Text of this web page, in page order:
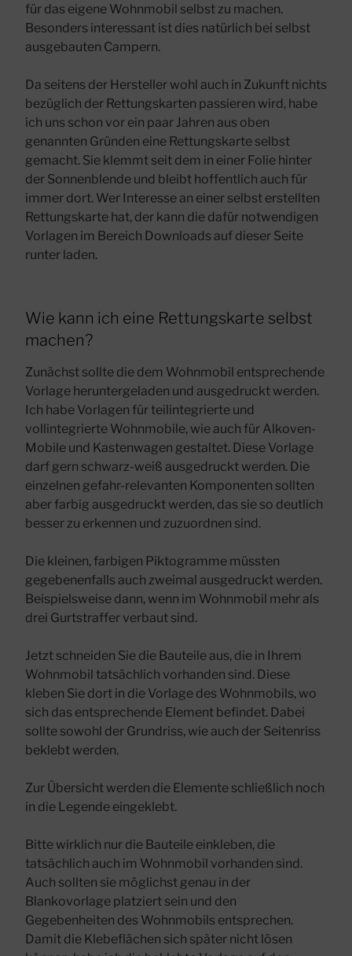
für das eigene Wohnmobil selbst zu machen.
Besonders interessant ist dies natürlich bei selbst
ausgebauten Campern.
Da seitens der Hersteller wohl auch in Zukunft nichts
bezüglich der Rettungskarten passieren wird, habe
ich uns schon vor ein paar Jahren aus oben
genannten Gründen eine Rettungskarte selbst
gemacht. Sie klemmt seit dem in einer Folie hinter
der Sonnenblende und bleibt hoffentlich auch für
immer dort. Wer Interesse an einer selbst erstellten
Rettungskarte hat, der kann die dafür notwendigen
Vorlagen im Bereich Downloads auf dieser Seite
runter laden.
Wie kann ich eine Rettungskarte selbst
machen?
Zunächst sollte die dem Wohnmobil entsprechende
Vorlage heruntergeladen und ausgedruckt werden.
Ich habe Vorlagen für teilintegrierte und
vollintegrierte Wohnmobile, wie auch für Alkoven-
Mobile und Kastenwagen gestaltet. Diese Vorlage
darf gern schwarz-weiß ausgedruckt werden. Die
einzelnen gefahr-relevanten Komponenten sollten
aber farbig ausgedruckt werden, das sie so deutlich
besser zu erkennen und zuzuordnen sind.
Die kleinen, farbigen Piktogramme müssten
gegebenenfalls auch zweimal ausgedruckt werden.
Beispielsweise dann, wenn im Wohnmobil mehr als
drei Gurtstraffer verbaut sind.
Jetzt schneiden Sie die Bauteile aus, die in Ihrem
Wohnmobil tatsächlich vorhanden sind. Diese
kleben Sie dort in die Vorlage des Wohnmobils, wo
sich das entsprechende Element befindet. Dabei
sollte sowohl der Grundriss, wie auch der Seitenriss
beklebt werden.
Zur Übersicht werden die Elemente schließlich noch
in die Legende eingeklebt.
Bitte wirklich nur die Bauteile einkleben, die
tatsächlich auch im Wohnmobil vorhanden sind.
Auch sollten sie möglichst genau in der
Blankovorlage platziert sein und den
Gegebenheiten des Wohnmobils entsprechen.
Damit die Klebeflächen sich später nicht lösen